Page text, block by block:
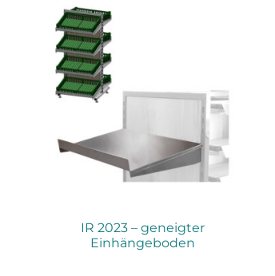
IR 2023 – geneigter
Einhängeboden